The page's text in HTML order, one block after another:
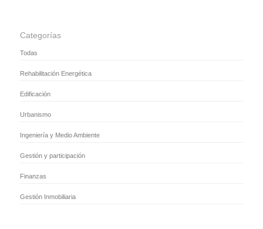
Categorías
Todas
Rehabilitación Energética
Edificación
Urbanismo
Ingeniería y Medio Ambiente
Gestión y participación
Finanzas
Gestión Inmobiliaria